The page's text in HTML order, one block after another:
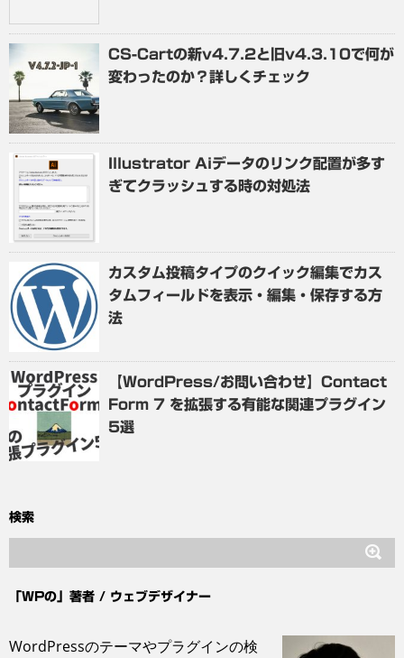
CS-Cartの新v4.7.2と旧v4.3.10で何が
変わったのか？詳しくチェック
Illustrator Aiデータのリンク配置が多す
ぎてクラッシュする時の対処法
カスタム投稿タイプのクイック編集でカス
タムフィールドを表示・編集・保存する方
法
【WordPress/お問い合わせ】Contact
Form 7 を拡張する有能な関連プラグイン
5選
検索
「WPの」著者 / ウェブデザイナー
WordPressのテーマやプラグインの検